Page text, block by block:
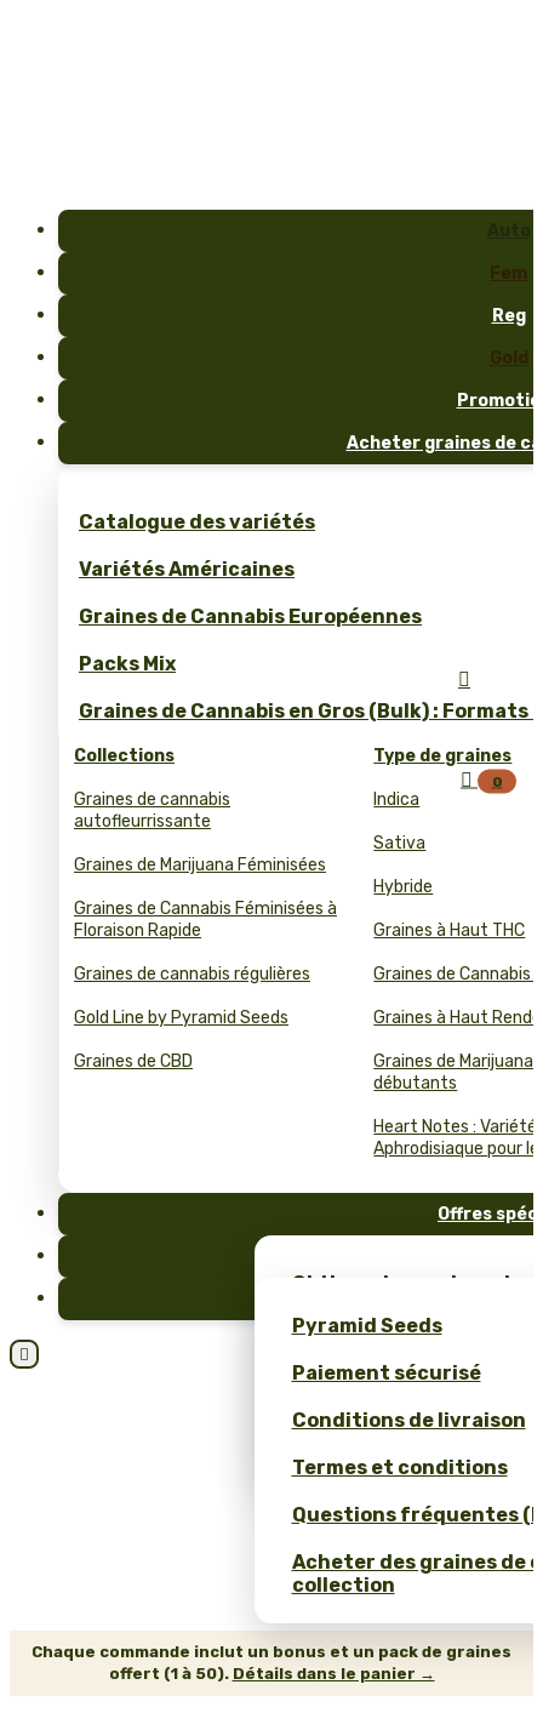
Fem
Reg
Gold
Acheter graines de
Catalogue des variétés
Variétés Américaines
Graines de Cannabis Européennes
Packs Mix
Graines de Cannabis en Gros (Bulk) : Formats
Collections
Graines de cannabis
autofleurrissante
Graines de Marijuana Féminisées
Graines de Cannabis Féminisées à
Floraison Rapide
Graines de cannabis régulières
Gold Line by Pyramid Seeds
Graines de CBD
Type de graines
Indica
Sativa
Hybride
Graines à Haut THC
Graines de Cannabis
Graines à Haut
Graines de Marijuana
débutants
Heart Notes :
Aphrodisiaque pour le
Offres
Obtiens des graines de
Pyramid Seeds !
Obtenez 10 % de
Calculateur de Prix pour
Pyramid Seeds
Paiement sécurisé
Conditions de livraison
Termes et conditions
Questions fréquentes
Acheter des graines de
collection


 0
Chaque commande inclut un bonus et un pack de graines
offert (1 à 50). Détails dans le panier →